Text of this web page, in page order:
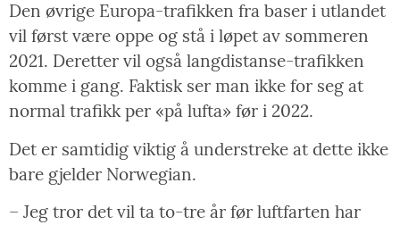
Den øvrige Europa-trafikken fra baser i utlandet
vil først være oppe og stå i løpet av sommeren
2021. Deretter vil også langdistanse-trafikken
komme i gang. Faktisk ser man ikke for seg at
normal trafikk per «på lufta» før i 2022.
Det er samtidig viktig å understreke at dette ikke
bare gjelder Norwegian.
– Jeg tror det vil ta to-tre år før luftfarten har